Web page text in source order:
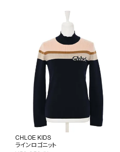
CHLOE KIDS
ラインロゴニット